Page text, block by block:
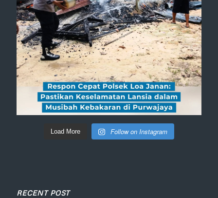
Load More Follow on Instagram
RECENT POST